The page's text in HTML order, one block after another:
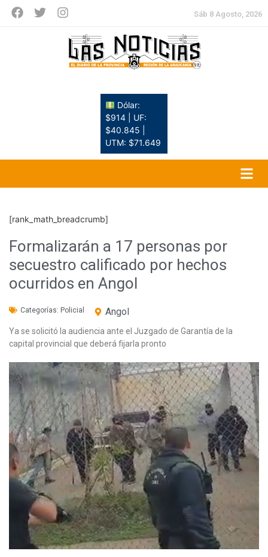
Sáb 8 Agosto, 2026
Dólar:
$914 | UF:
$40.845 |
UTM: $71.649
[rank_math_breadcrumb]
Formalizarán a 17 personas por
secuestro calificado por hechos
ocurridos en Angol
Categorías: Policial Angol
Ya se solicitó la audiencia ante el Juzgado de Garantía de la
capital provincial que deberá fijarla pronto